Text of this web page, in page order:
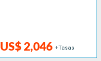
US$ 2,046 +Tasas